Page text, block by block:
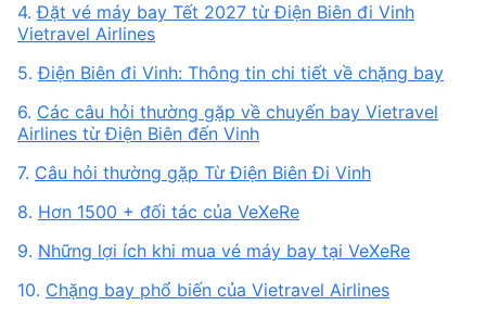
4.Đặt vé máy bay Tết 2027 từ Điện Biên đi Vinh
Vietravel Airlines
5.Điện Biên đi Vinh: Thông tin chi tiết về chặng bay
6. Các câu hỏi thường gặp về chuyến bay Vietravel
Airlines từ Điện Biên đến Vinh
7. Câu hỏi thường gặp Từ Điện Biên Đi Vinh
8. Hơn 1500 + đối tác của VeXeRe
9. Những lợi ích khi mua vé máy bay tại VeXeRe
10. Chặng bay phổ biến của Vietravel Airlines